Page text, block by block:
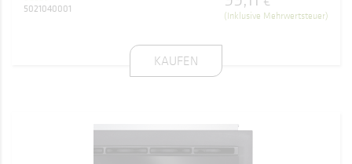
5021040001
(Inklusive Mehrwertsteuer)
KAUFEN